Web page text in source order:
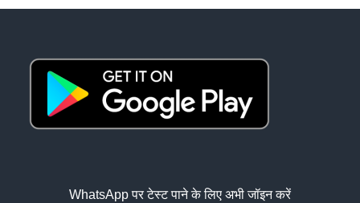
WhatsApp पर टेस्ट पाने के लिए अभी जॉइन करें